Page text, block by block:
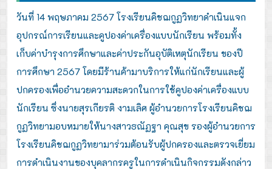
วันที่ 14 พฤษภาคม 2567 โรงเรียนคิชฌกูฏวิทยาดำเนินแจก
อุปกรณ์การเรียนและคูปองค่าเครื่องแบบนักเรียน พร้อมทั้ง
เก็บค่าบำรุงการศึกษาและค่าประกันอุบัติเหตุนักเรียน ของปี
การศึกษา 2567 โดยมีร้านค้ามาบริการให้แก่นักเรียนและผู้
ปกครองเพื่ออำนวยความสะดวกในการใช้คูปองค่าเครื่องแบบ
นักเรียน ซึ่งนายสุรเกียรติ งามเลิศ ผู้อำนวยการโรงเรียนคิชฌ
กูฏวิทยามอบหมายให้นางสาวธณัฏฐา คุณสุข รองผู้อำนวยการ
โรงเรียนคิชฌกูฏวิทยามาร่วมต้อนรับผู้ปกครองและตรวจเยี่ยม
การดำเนินงานของบุคลากรครูในการดำเนินกิจกรรมดังกล่าว